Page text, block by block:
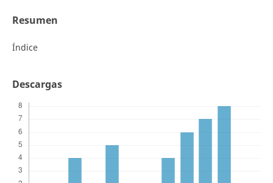
Resumen
Índice
Descargas